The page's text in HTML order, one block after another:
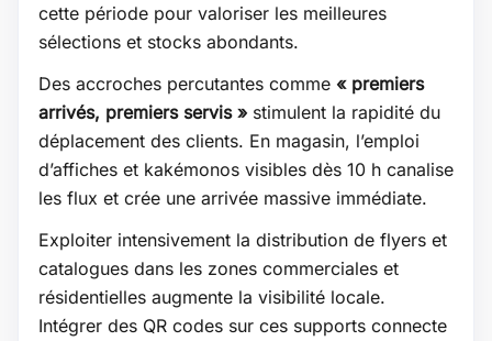
cette période pour valoriser les meilleures
sélections et stocks abondants.
Des accroches percutantes comme « premiers
arrivés, premiers servis » stimulent la rapidité du
déplacement des clients. En magasin, l’emploi
d’affiches et kakémonos visibles dès 10 h canalise
les flux et crée une arrivée massive immédiate.
Exploiter intensivement la distribution de flyers et
catalogues dans les zones commerciales et
résidentielles augmente la visibilité locale.
Intégrer des QR codes sur ces supports connecte